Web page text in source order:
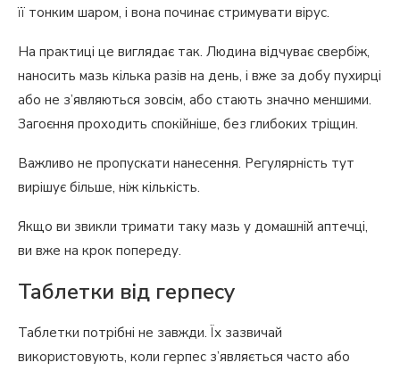
її тонким шаром, і вона починає стримувати вірус.
На практиці це виглядає так. Людина відчуває свербіж,
наносить мазь кілька разів на день, і вже за добу пухирці
або не з’являються зовсім, або стають значно меншими.
Загоєння проходить спокійніше, без глибоких тріщин.
Важливо не пропускати нанесення. Регулярність тут
вирішує більше, ніж кількість.
Якщо ви звикли тримати таку мазь у домашній аптечці,
ви вже на крок попереду.
Таблетки від герпесу
Таблетки потрібні не завжди. Їх зазвичай
використовують, коли герпес з’являється часто або